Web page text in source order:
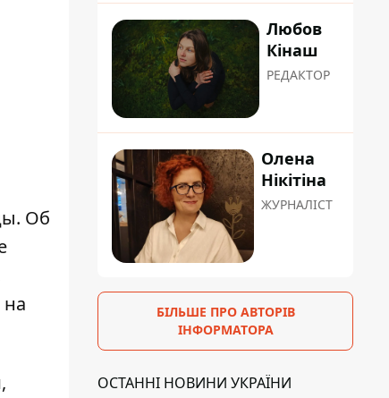
Об
на
Любов
Кінаш
РЕДАКТОР
Олена
Нікітіна
ЖУРНАЛІСТ
БІЛЬШЕ ПРО АВТОРІВ
ІНФОРМАТОРА
ОСТАННІ НОВИНИ УКРАЇНИ